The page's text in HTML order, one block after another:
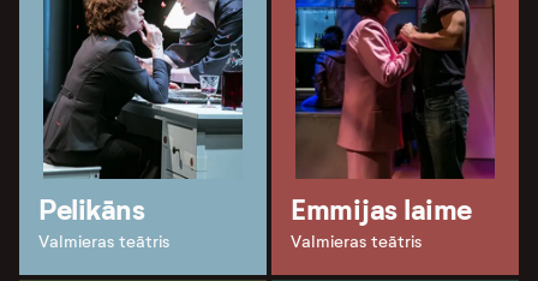
Pelikāns
Valmieras teātris
Emmijas laime
Valmieras teātris